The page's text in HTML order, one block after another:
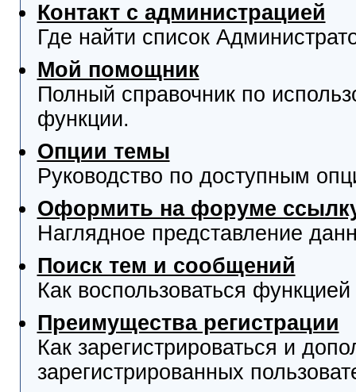
Контакт с администрацией
Где найти список
Мой помощник
Полный справочник по
функции.
Опции темы
Руководство по доступным
Оформить на форуме ссылку
Наглядное представление
Поиск тем и сообщений
Как воспользоваться
Преимущества регистрации
Как зарегистрироваться и
зарегистрированных